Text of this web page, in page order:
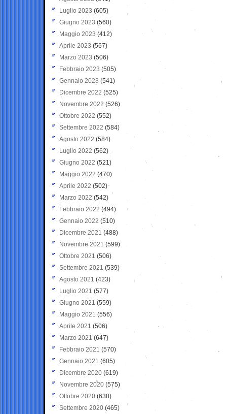
Luglio 2023 (605)
Giugno 2023 (560)
Maggio 2023 (412)
Aprile 2023 (567)
Marzo 2023 (506)
Febbraio 2023 (505)
Gennaio 2023 (541)
Dicembre 2022 (525)
Novembre 2022 (526)
Ottobre 2022 (552)
Settembre 2022 (584)
Agosto 2022 (584)
Luglio 2022 (562)
Giugno 2022 (521)
Maggio 2022 (470)
Aprile 2022 (502)
Marzo 2022 (542)
Febbraio 2022 (494)
Gennaio 2022 (510)
Dicembre 2021 (488)
Novembre 2021 (599)
Ottobre 2021 (506)
Settembre 2021 (539)
Agosto 2021 (423)
Luglio 2021 (577)
Giugno 2021(559)
Maggio 2021 (556)
Aprile 2021 (506)
Marzo 2021 (647)
Febbraio 2021 (570)
Gennaio 2021 (605)
Dicembre 2020 (619)
Novembre 2020 (575)
Ottobre 2020 (638)
Settembre 2020(465)